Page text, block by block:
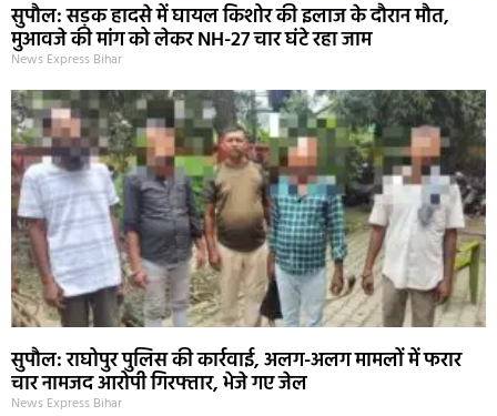
सुपौल: सड़क हादसे में घायल किशोर की इलाज के दौरान मौत,
मुआवजे की मांग को लेकर NH-27 चार घंटे रहा जाम
News Express Bihar
सुपौल: राघोपुर पुलिस की कार्रवाई, अलग-अलग मामलों में फरार
चार नामजद आरोपी गिरफ्तार, भेजे गए जेल
News Express Bihar